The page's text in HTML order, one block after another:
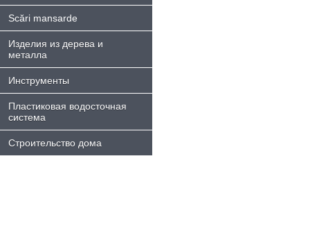
Scări mansarde
Изделия из дерева и
металла
Инструменты
Пластиковая водосточная
система
Строительство дома